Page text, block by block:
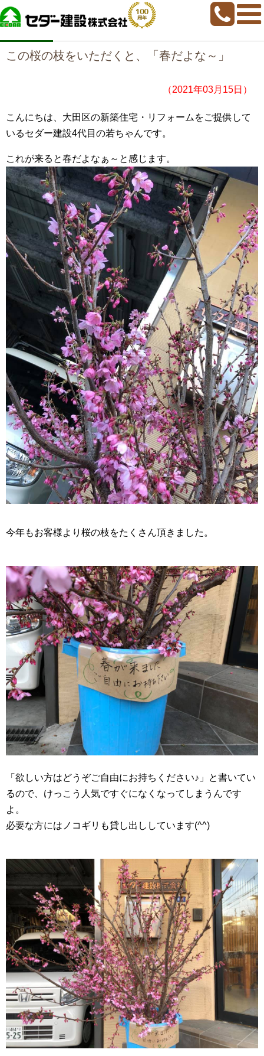
home >若ちゃんブログ> この桜の枝をいただくと、「春だよな～」
この桜の枝をいただくと、「春だよな～」
（2021年03月15日）
こんにちは、大田区の新築住宅・リフォームをご提供して
いるセダー建設4代目の若ちゃんです。
これが来ると春だよなぁ～と感じます。
今年もお客様より桜の枝をたくさん頂きました。
「欲しい方はどうぞご自由にお持ちください♪」と書いてい
るので、けっこう人気ですぐになくなってしまうんです
よ。
必要な方にはノコギリも貸し出ししています(^^)